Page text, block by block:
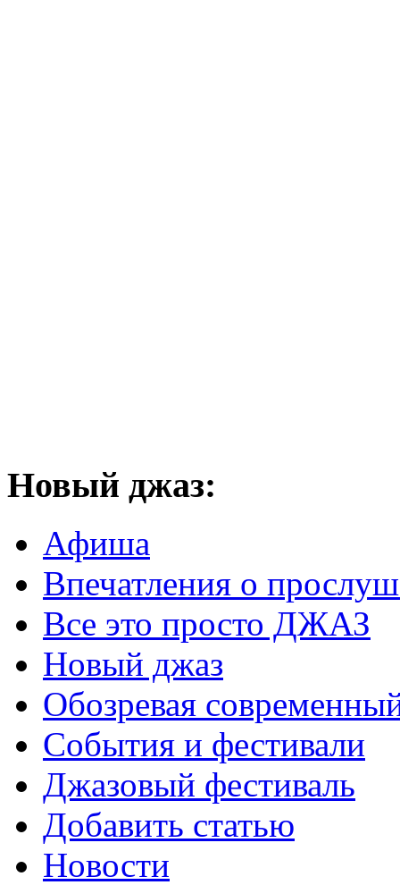
Новый джаз:
Афиша
Впечатления о
Все это просто ДЖАЗ
Новый джаз
Обозревая
События и фестивали
Джазовый фестиваль
Добавить статью
Новости